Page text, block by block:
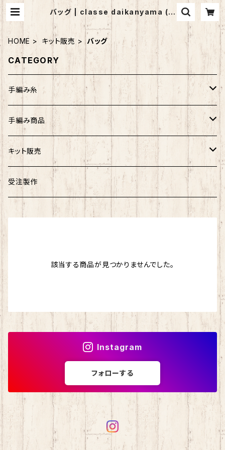
バッグ | classe daikanyama (ク
ラッセ代官山）
HOME キット販売 バッグ
CATEGORY
手編み糸
アンゴラホイップ
つややかコットン
ウォッシュコットン
リッチモア
シルクフィリーノ
シェヘラザード
カシミヤ
カシミヤグレイス
マジックダイアモンド
isager （イサガー）
シルクモヘア
野呂英作
手編み商品
マフラー
ストール
帽子
キット販売
バッグ
帽子
受注製作
該当する商品が見つかりませんでした。
Instagram
フォローする